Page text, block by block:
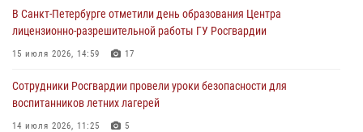
В Выборгском районе наряд Росгвардии обнаружил
разыскиваемый преступный автотранспорт
05 августа 2026, 12:25 2
Петербургские росгвардейцы обнаружили объявленный в розыск
автомобиль, ранее использовавшийся при совершении кражи в
Ленобласти
В Санкт-Петербурге отметили день образования Центра
лицензионно-разрешительной работы ГУ Росгвардии
15 июля 2026, 14:59 17
Сотрудники Росгвардии провели уроки безопасности для
воспитанников летних лагерей
14 июля 2026, 11:25 5